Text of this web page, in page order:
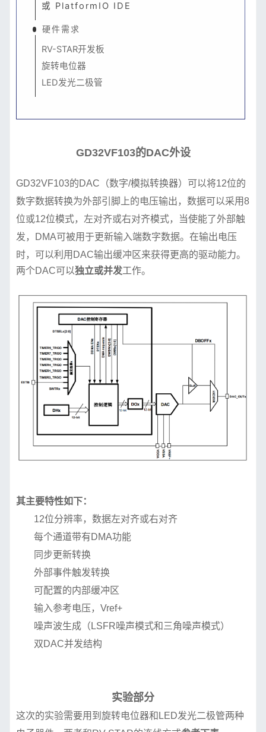
或 PlatformIO IDE
硬件需求
RV-STAR开发板
旋转电位器
LED发光二极管​
GD32VF103的DAC外设
GD32VF103的DAC（数字/模拟转换器）可以将12位的
数字数据转换为外部引脚上的电压输出，数据可以采用8
位或12位模式，左对齐或右对齐模式，当使能了外部触
发，DMA可被用于更新输入端数字数据。在输出电压
时，可以利用DAC输出缓冲区来获得更高的驱动能力。
两个DAC可以独立或并发工作。
其主要特性如下：
12位分辨率，数据左对齐或右对齐
每个通道带有DMA功能
同步更新转换
外部事件触发转换
可配置的内部缓冲区
输入参考电压，Vref+
噪声波生成（LSFR噪声模式和三角噪声模式）
双DAC并发结构
实验部分
这次的实验需要用到旋转电位器和LED发光二极管两种